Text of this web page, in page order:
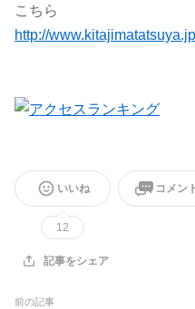
こちら
http://
いいね
12
コメン
記事をシェア
前の記事